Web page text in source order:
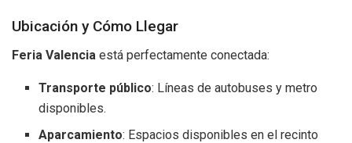
Ubicación y Cómo Llegar
Feria Valencia está perfectamente conectada:
Transporte público: Líneas de autobuses y metro
disponibles.
Aparcamiento: Espacios disponibles en el recinto